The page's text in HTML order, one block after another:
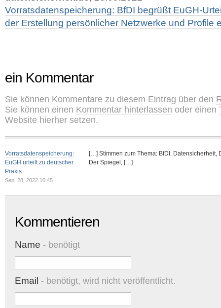
Vorratsdatenspeicherung: BfDI begrüßt EuGH-
der Erstellung persönlicher Netzwerke und Profile
ein Kommentar
Sie können Kommentare zu diesem Eintrag über den
Sie können einen Kommentar hinterlassen oder einen
Website hierher setzen.
Vorratsdatenspeicherung:
EuGH urteilt zu deutscher
Praxis
Sep. 28, 2022 10:45
[…] Stimmen zum Thema: BfDI, Datensicherheit,
Der Spiegel, […]
Kommentieren
Name - benötigt
Email - benötigt, wird nicht veröffentlicht.